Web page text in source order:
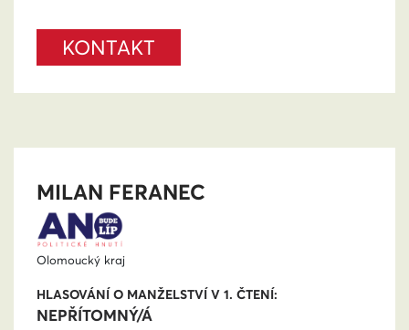
KONTAKT
MILAN FERANEC
Olomoucký kraj
HLASOVÁNÍ O MANŽELSTVÍ V 1. ČTENÍ:
NEPŘÍTOMNÝ/Á